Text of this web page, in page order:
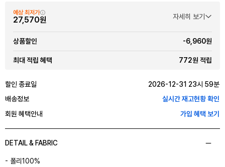
예상 최저가
27,570원 자세히 보기
상품할인 -6,960원
최대 적립 혜택 772원 적립
할인 종료일
2026-12-31 23시 59분
배송정보
실시간 재고현황 확인
회원 혜택안내
가입 혜택 보기
DETAIL & FABRIC
- 폴리100%